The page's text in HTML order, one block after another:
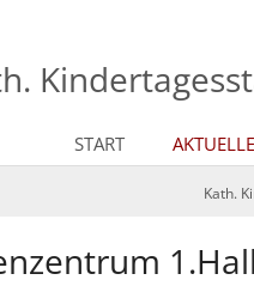
START
Kath.